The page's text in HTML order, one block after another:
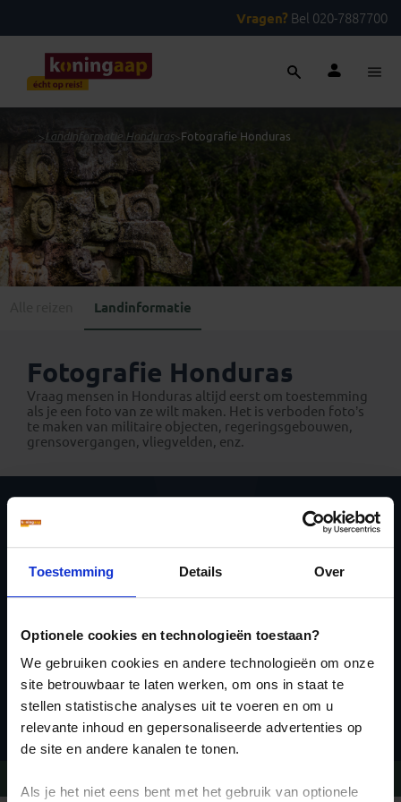
Toestemming Details Over
Optionele cookies en technologieën toestaan?
We gebruiken cookies en andere technologieën om onze
site betrouwbaar te laten werken, om ons in staat te
stellen statistische analyses uit te voeren en om u
relevante inhoud en gepersonaliseerde advertenties op
de site en andere kanalen te tonen.
Als je het niet eens bent met het gebruik van optionele
Vragen? Bel 020-7887700
> Landinformatie Honduras>Fotografie Honduras
Landinformatie
Fotografie Honduras
Vraag mensen in Honduras altijd eerst om toestemming
als je een foto van ze wilt maken. Het is verboden foto’s
te maken van militaire objecten, regeringsgebouwen,
grensovergangen, vliegvelden, enz.
Schrijf je in voor de
nieuwsbrief
Inschrijven